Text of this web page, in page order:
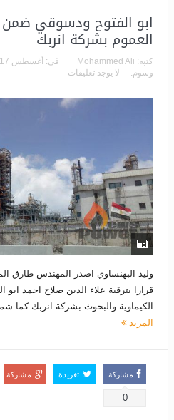
ابو الفتوح ودسوقي ضمن
العموم بشركة انربك
كتبه: Mohammed Ali فى: أغسطس 17, 2018
وسوم:
لا يوجد تعليقات
وليد البهنساوي اصدر المهندس طارق
قرارا بترقية علاء الدين صلاح احمد ابو
الكيماوية والبحوث بشركة انربك كما
المزيد
مشاركة
0
تغريدة مشاركة